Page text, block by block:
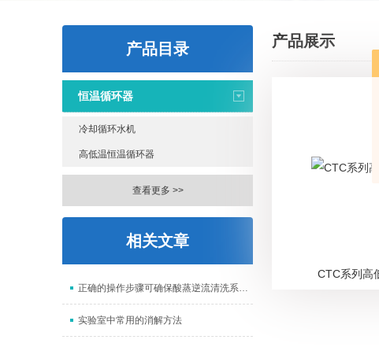
产品目录
恒温循环器
冷却循环水机
高低温恒温循环器
查看更多 >>
相关文章
正确的操作步骤可确保酸蒸逆流清洗系统的清洗效果
实验室中常用的消解方法
产品展示
CTC系列高